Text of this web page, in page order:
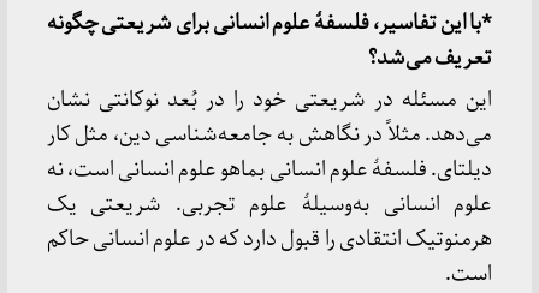
*با این تفاسیر، فلسفۀ علوم انسانی برای شریعتی چگونه
تعریف می‌شد؟
این مسئله در شریعتی خود را در بُعد نوکانتی نشان
می‌دهد. مثلاً در نگاهش به جامعه‌شناسی دین، مثل کار
دیلتای. فلسفۀ علوم انسانی بماهو علوم انسانی است، نه
علوم انسانی به‌وسیلۀ علوم تجربی. شریعتی یک
هرمنوتیک انتقادی را قبول دارد که در علوم انسانی حاکم
است.